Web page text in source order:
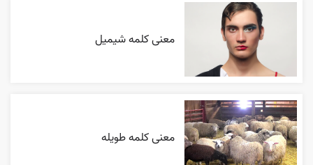
معنی کلمه شیمیل
معنی کلمه طویله